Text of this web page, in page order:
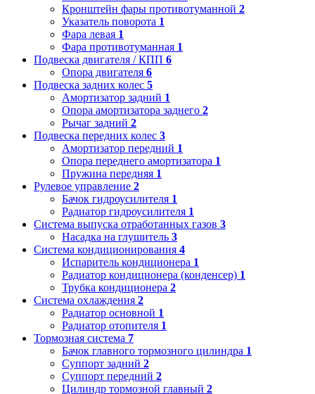
Кронштейн фары противотуманной 2
Указатель поворота 1
Фара левая 1
Фара противотуманная 1
Подвеска двигателя / КПП 6
Опора двигателя 6
Подвеска задних колес 5
Амортизатор задний 1
Опора амортизатора заднего 2
Рычаг задний 2
Подвеска передних колес 3
Амортизатор передний 1
Опора переднего амортизатора 1
Пружина передняя 1
Рулевое управление 2
Бачок гидроусилителя 1
Радиатор гидроусилителя 1
Система выпуска отработанных газов 3
Насадка на глушитель 3
Система кондиционирования 4
Испаритель кондиционера 1
Радиатор кондиционера (конденсер) 1
Трубка кондиционера 2
Система охлаждения 2
Радиатор основной 1
Радиатор отопителя 1
Тормозная система 7
Бачок главного тормозного цилиндра 1
Суппорт задний 2
Суппорт передний 2
Цилиндр тормозной главный 2